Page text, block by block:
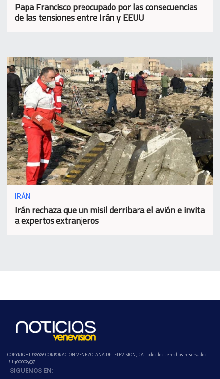
Papa Francisco preocupado por las consecuencias
de las tensiones entre Irán y EEUU
IRÁN
Irán rechaza que un misil derribara el avión e invita
a expertos extranjeros
COPYRIGHT ©2026 CORPORACIÓN VENEZOLANA DE TELEVISION, C.A. Todos los derechos reservados.
Rif-j000089337
SIGUENOS EN: